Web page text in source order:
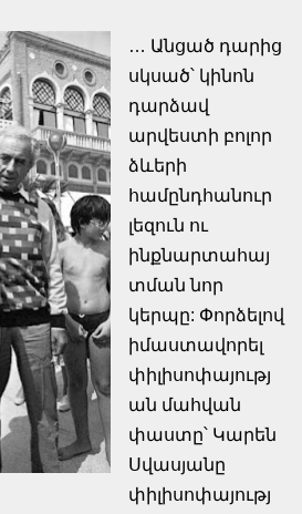
… Անցած դարից
սկսած՝ կինոն
դարձավ
արվեստի բոլոր
ձևերի
համընդհանուր
լեզուն ու
ինքնարտահայ
տման նոր
կերպը: Փորձելով
իմաստավորել
փիլիսոփայությ
ան մահվան
փաստը՝ Կարեն
Սվասյանը
փիլիսոփայությ